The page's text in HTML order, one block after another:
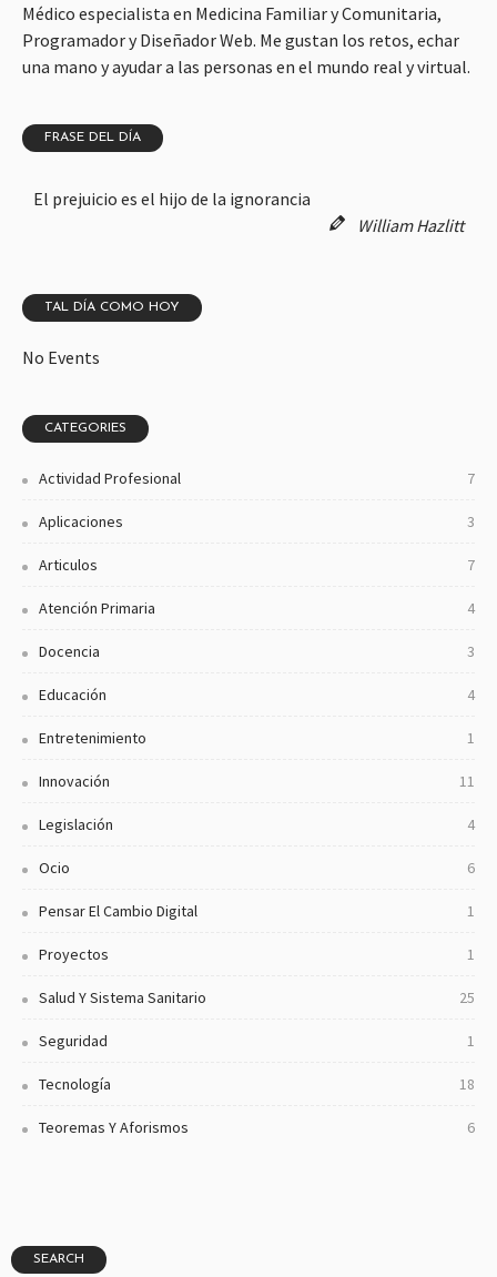
Médico especialista en Medicina Familiar y Comunitaria,
Programador y Diseñador Web. Me gustan los retos, echar
una mano y ayudar a las personas en el mundo real y virtual.
FRASE DEL DÍA
El prejuicio es el hijo de la ignorancia
William Hazlitt
TAL DÍA COMO HOY
No Events
CATEGORIES
Actividad Profesional 7
Aplicaciones 3
Articulos 7
Atención Primaria 4
Docencia 3
Educación 4
Entretenimiento 1
Innovación 11
Legislación 4
Ocio 6
Pensar El Cambio Digital 1
Proyectos 1
Salud Y Sistema Sanitario 25
Seguridad 1
Tecnología 18
Teoremas Y Aforismos 6
SEARCH